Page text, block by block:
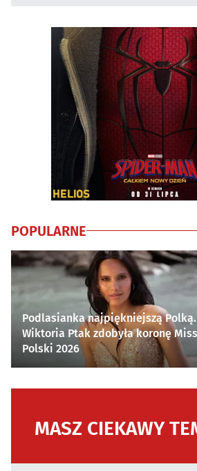
POPULARNE
Podlasianka najpiękniejszą Polką.
Wiktoria Ptak zdobyła koronę Miss
Polski 2026
MASZ CIEKAWY